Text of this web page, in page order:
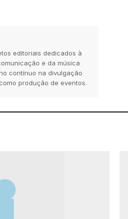
editoriais dedicados à
e da música
contínuo na divulgação
produção de eventos.